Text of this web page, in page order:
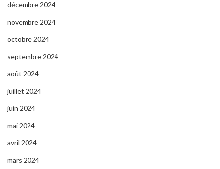
décembre 2024
novembre 2024
octobre 2024
septembre 2024
août 2024
juillet 2024
juin 2024
mai 2024
avril 2024
mars 2024